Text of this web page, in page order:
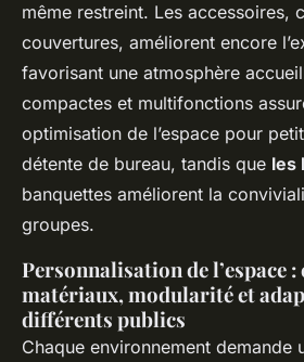
même restreint. Les accessoires,
couvertures, améliorent encore
favorisant une atmosphère
compactes et multifonctions
optimisation de l’espace pour
détente de bureau, tandis que les
banquettes améliorent la
groupes.
Personnalisation de l’espace
matériaux, modularité et
différents publics
Chaque environnement demande